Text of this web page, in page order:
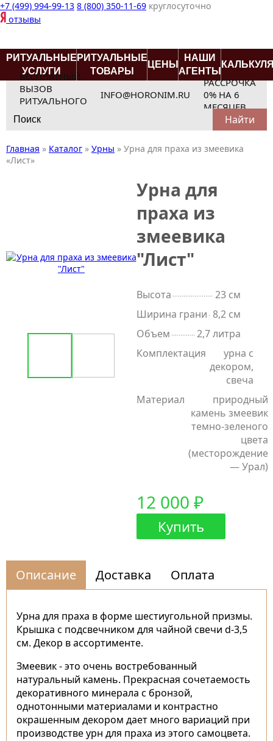
+7 (499) 994-99-13 8 (800) 350-11-69 круглосуточно
отзывы
РИТУАЛЬНЫЕ
УСЛУГИ
РИТУАЛЬНЫЕ
ТОВАРЫ
ЦЕНЫ
НАШИ
АГЕНТЫ
БЕСПЛАТНЫЙ
ВЫЗОВ
РИТУАЛЬНОГО
АГЕНТА
INFO@HORONIM.RU
РАССРОЧКА
0% НА 6
МЕСЯЦЕВ
for:
Главная » Каталог » Урны » Урна для праха из змеевика
«Лист»
Урна для
праха из
змеевика
"Лист"
Высота
23 см
Ширина грани 8,2 см
Объем
2,7 литра
Комплектация
урна с
декором,
свеча
Материал
природный
камень змеевик
темно-зеленого
цвета
(месторождение
— Урал)
12 000 ₽
Купить
Описание Доставка Оплата
Урна для праха в форме шестиугольной призмы.
Крышка с подсвечником для чайной свечи d-3,5
см. Декор в ассортименте.
Змеевик - это очень востребованный
натуральный камень. Прекрасная сочетаемость
декоративного минерала с бронзой,
однотонными материалами и контрастно
окрашенным декором дает много вариаций при
производстве урн для праха из этого самоцвета.